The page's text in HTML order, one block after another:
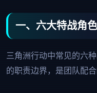
一、六大特战角
三角洲行动中常见的六
的职责边界，是团队配合